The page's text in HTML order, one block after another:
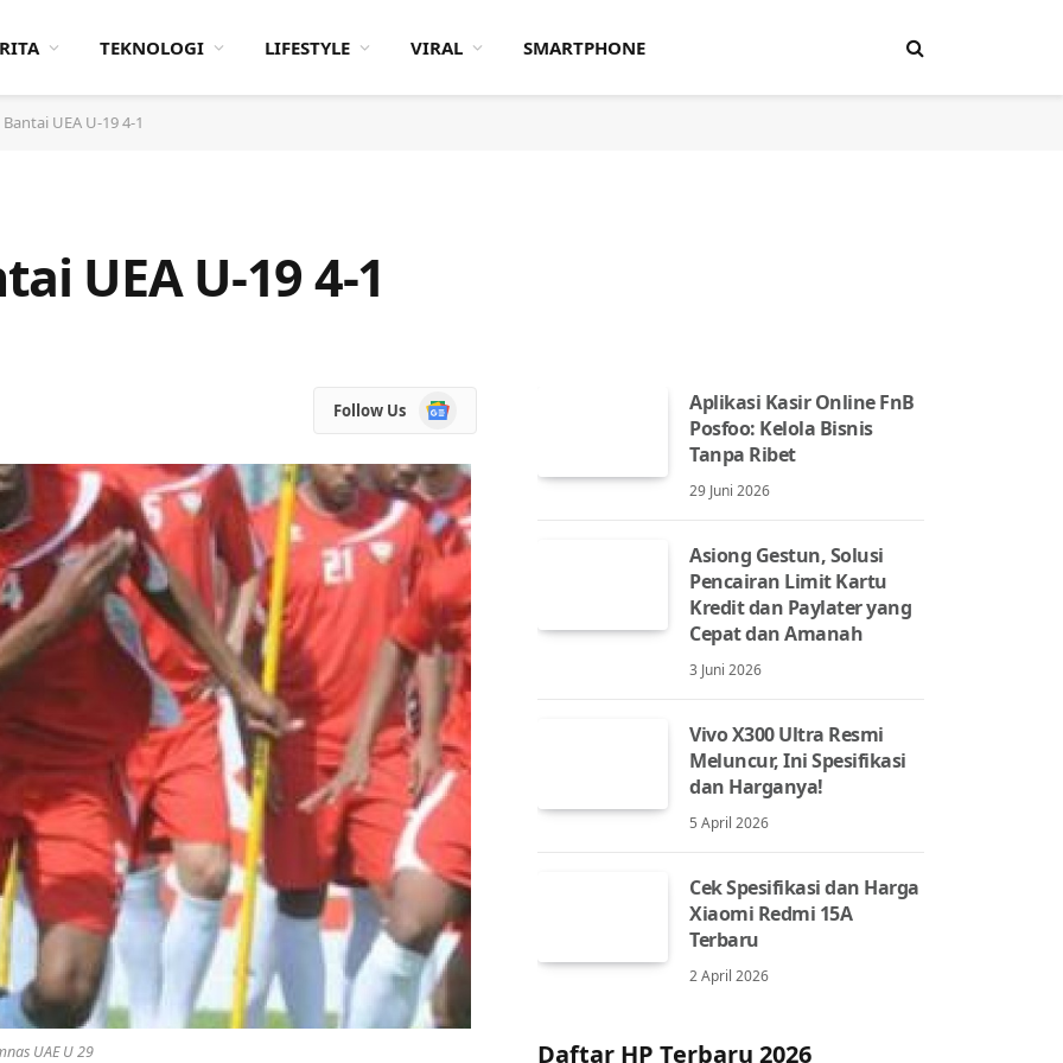
TEKNOLOGI LIFESTYLE VIRAL SMARTPHONE
UEA U-19 4-1
UEA U-19 4-1
Follow Us
Google
News
UAE U 29
Aplikasi Kasir Online FnB
Posfoo: Kelola Bisnis
Tanpa Ribet
29 Juni 2026
Asiong Gestun, Solusi
Pencairan Limit Kartu
Kredit dan Paylater yang
Cepat dan Amanah
3 Juni 2026
Vivo X300 Ultra Resmi
Meluncur, Ini Spesifikasi
dan Harganya!
5 April 2026
Cek Spesifikasi dan Harga
Xiaomi Redmi 15A
Terbaru
2 April 2026
Daftar HP Terbaru 2026